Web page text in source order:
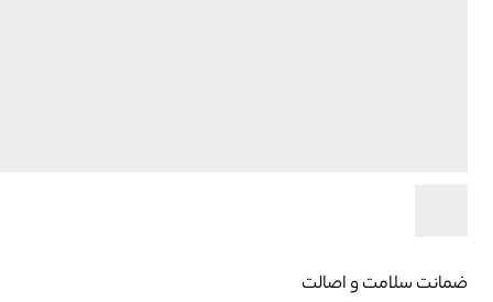
ضمانت سلامت و اصالت